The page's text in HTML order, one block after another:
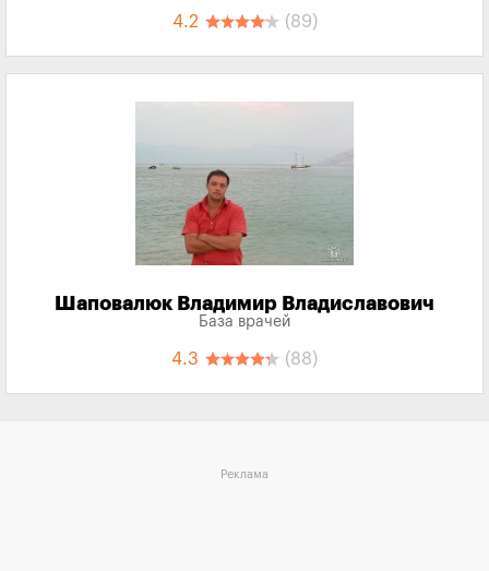
4.2 (89)
Шаповалюк Владимир Владиславович
База врачей
4.3 (88)
Реклама